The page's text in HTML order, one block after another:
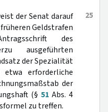
25
der Senat darauf
Geldstrafen
des
ausgeführten
der Spezialität
erforderliche
der
(§ 51 Abs. 4
zu treffen.